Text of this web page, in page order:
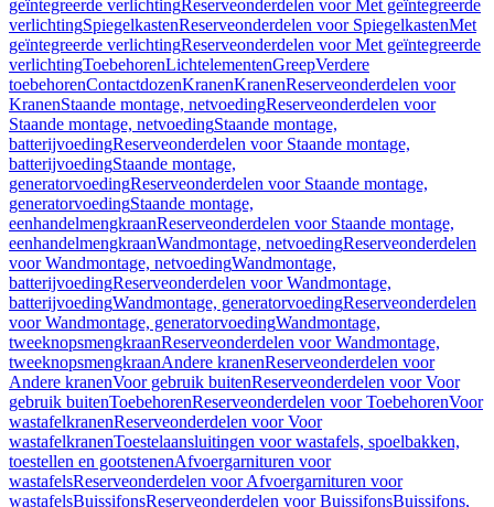
geïntegreerde verlichtingReserveonderdelen voor Met geïntegreerde
verlichtingSpiegelkastenReserveonderdelen voor SpiegelkastenMet
geïntegreerde verlichtingReserveonderdelen voor Met geïntegreerde
verlichtingToebehorenLichtelementenGreepVerdere
toebehorenContactdozenKranenKranenReserveonderdelen voor
KranenStaande montage, netvoedingReserveonderdelen voor
Staande montage, netvoedingStaande montage,
batterijvoedingReserveonderdelen voor Staande montage,
batterijvoedingStaande montage,
generatorvoedingReserveonderdelen voor Staande montage,
generatorvoedingStaande montage,
eenhandelmengkraanReserveonderdelen voor Staande montage,
eenhandelmengkraanWandmontage, netvoedingReserveonderdelen
voor Wandmontage, netvoedingWandmontage,
batterijvoedingReserveonderdelen voor Wandmontage,
batterijvoedingWandmontage, generatorvoedingReserveonderdelen
voor Wandmontage, generatorvoedingWandmontage,
tweeknopsmengkraanReserveonderdelen voor Wandmontage,
tweeknopsmengkraanAndere kranenReserveonderdelen voor
Andere kranenVoor gebruik buitenReserveonderdelen voor Voor
gebruik buitenToebehorenReserveonderdelen voor ToebehorenVoor
wastafelkranenReserveonderdelen voor Voor
wastafelkranenToestelaansluitingen voor wastafels, spoelbakken,
toestellen en gootstenenAfvoergarnituren voor
wastafelsReserveonderdelen voor Afvoergarnituren voor
wastafelsBuissifonsReserveonderdelen voor BuissifonsBuissifons,